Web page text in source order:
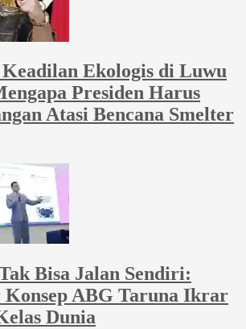
Ekologis di Luwu
Presiden Harus
Atasi Bencana Smelter
Bisa Jalan Sendiri:
ABG Taruna Ikrar
Dunia